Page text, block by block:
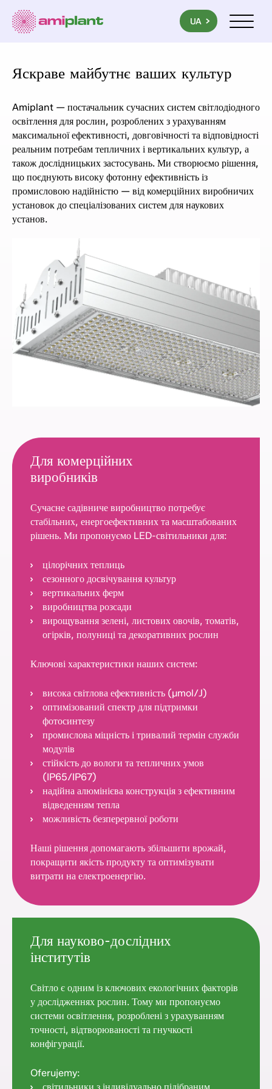
PL
EN
UA
Яскраве майбутнє ваших культур
Amiplant — постачальник сучасних систем світлодіодного
освітлення для рослин, розроблених з урахуванням
максимальної ефективності, довговічності та відповідності
реальним потребам тепличних і вертикальних культур, а
також дослідницьких застосувань. Ми створюємо рішення,
що поєднують високу фотонну ефективність із
промисловою надійністю — від комерційних виробничих
установок до спеціалізованих систем для наукових
установ.
Для комерційних
виробників
Сучасне садівниче виробництво потребує
стабільних, енергоефективних та масштабованих
рішень. Ми пропонуємо LED-світильники для:
цілорічних теплиць
сезонного досвічування культур
вертикальних ферм
виробництва розсади
вирощування зелені, листових овочів, томатів,
огірків, полуниці та декоративних рослин
Ключові характеристики наших систем:
висока світлова ефективність (µmol/J)
оптимізований спектр для підтримки
фотосинтезу
промислова міцність і тривалий термін служби
модулів
стійкість до вологи та тепличних умов
(IP65/IP67)
надійна алюмінієва конструкція з ефективним
відведенням тепла
можливість безперервної роботи
Наші рішення допомагають збільшити врожай,
покращити якість продукту та оптимізувати
витрати на електроенергію.
Для науково-дослідних
інститутів
Світло є одним із ключових екологічних факторів
у дослідженнях рослин. Тому ми пропонуємо
системи освітлення, розроблені з урахуванням
точності, відтворюваності та гнучкості
конфігурації.
Oferujemy:
Menu